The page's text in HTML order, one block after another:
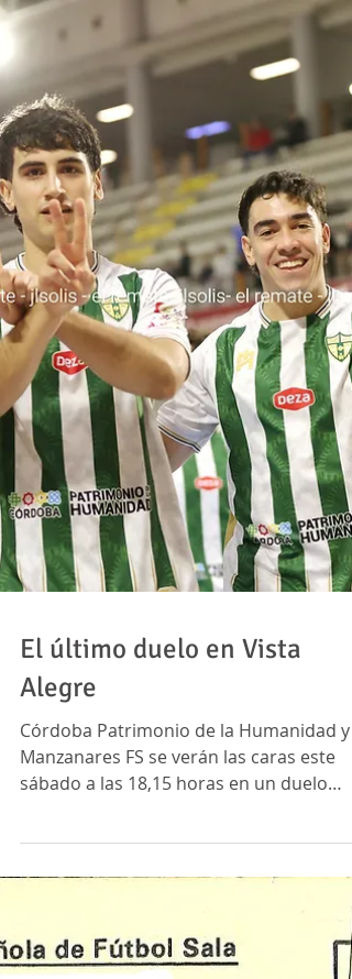
El Córdoba CF recibe al Granada en el
mejor momento de la temporada con la
ambición intacta y la mirada puesta en
69 puntos. El fútbol cambia rápido.
Demasiado rápido. Hace apenas unas
semanas, el Córdoba Club de Fútbol
convivía con la ansiedad, con las dudas y
con el peso de una dinámica que parecía
arrastrarlo hacia un final de temporada
gris, sin alicientes y marcado únicamente
por la necesidad de certificar la
permanencia. Hoy, sin embargo, el
escenario es completamen
El último duelo en Vista
Alegre
Manzanares FS se verán las caras este